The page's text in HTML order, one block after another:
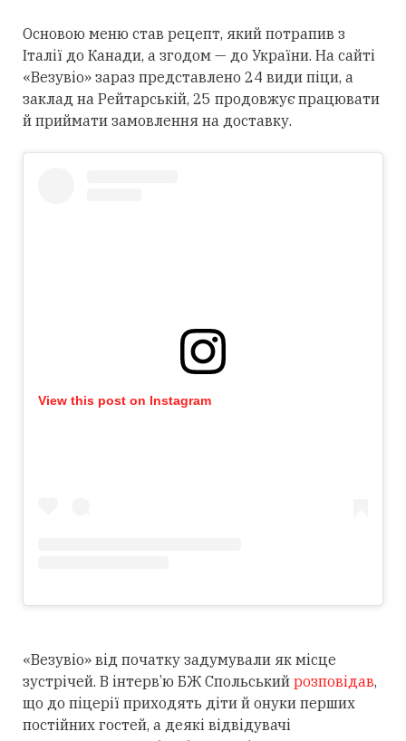
Основою меню став рецепт, який потрапив з
Італії до Канади, а згодом — до України. На сайті
«Везувіо» зараз представлено 24 види піци, а
заклад на Рейтарській, 25 продовжує працювати
й приймати замовлення на доставку.
View this post on Instagram
«Везувіо» від початку задумували як місце
зустрічей. В інтерв’ю БЖ Спольський розповідав,
що до піцерії приходять діти й онуки перших
постійних гостей, а деякі відвідувачі